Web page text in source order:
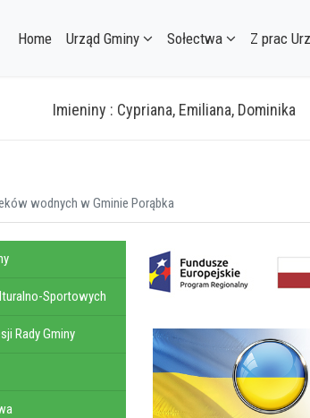
Home Urząd Gminy Sołectwa Z prac
Imieniny : Cypriana, Emiliana, Dominika
wodnych w Gminie Porąbka
Sportowych
Rady Gminy